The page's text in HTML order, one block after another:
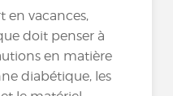
en vacances,
doit penser à
en matière
diabétique, les